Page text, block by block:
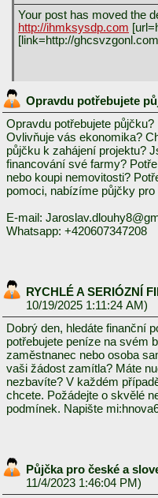
Your post has moved the
http://ihmksysdp.com
[link=http://
Opravdu potřebujete
Opravdu potřebujete půjčku?
Ovlivňuje vás ekonomika?
půjčku k zahájení projektu?
financování své farmy?
nebo koupi nemovitosti?
pomoci, nabízíme půjčky
E-mail:
Whatsapp: +420607347208
RYCHLÉ A SERIÓZNÍ
10/19/2025 1:11:24 AM)
Dobrý den, hledáte finanční
potřebujete peníze na svém
zaměstnanec nebo osoba
vaši žádost zamítla? Máte
nezbavíte? V každém
chcete. Požádejte o skvělé
podmínek. Napište
Půjčka pro české a
11/4/2023 1:46:04 PM)